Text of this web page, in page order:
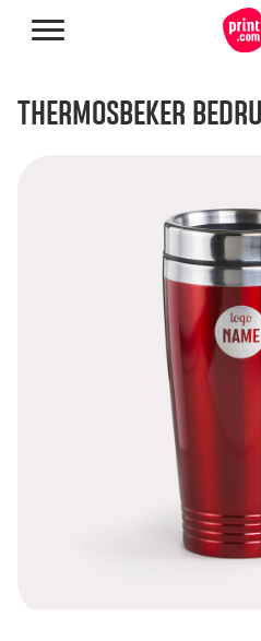
THERMOSBEKER